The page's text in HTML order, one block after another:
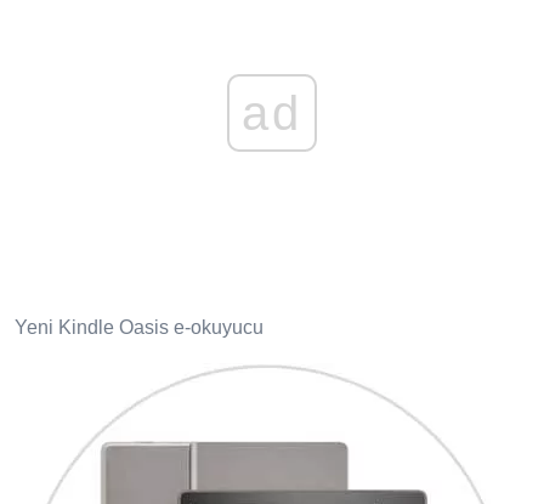
ad
Yeni Kindle Oasis e-okuyucu